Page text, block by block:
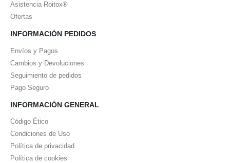
Asistencia Roitox®
Ofertas
INFORMACIÓN PEDIDOS
Envíos y Pagos
Cambios y Devoluciones
Seguimiento de pedidos
Pago Seguro
INFORMACIÓN GENERAL
Código Ético
Condiciones de Uso
Política de privacidad
Política de cookies